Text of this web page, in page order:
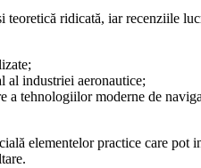
ridicată, iar recenziile
industriei aeronautice;
a tehnologiilor moderne de
elementelor practice care pot